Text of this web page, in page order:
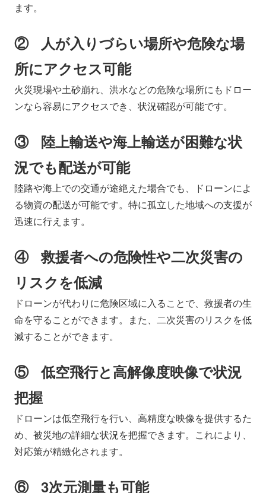
ます。
② 人が入りづらい場所や危険な場
所にアクセス可能
火災現場や土砂崩れ、洪水などの危険な場所にもドロー
ンなら容易にアクセスでき、状況確認が可能です。
③ 陸上輸送や海上輸送が困難な状
況でも配送が可能
陸路や海上での交通が途絶えた場合でも、ドローンによ
る物資の配送が可能です。特に孤立した地域への支援が
迅速に行えます。
④ 救援者への危険性や二次災害の
リスクを低減
ドローンが代わりに危険区域に入ることで、救援者の生
命を守ることができます。また、二次災害のリスクを低
減することができます。
⑤ 低空飛行と高解像度映像で状況
把握
ドローンは低空飛行を行い、高精度な映像を提供するた
め、被災地の詳細な状況を把握できます。これにより、
対応策が精緻化されます。
⑥ 3次元測量も可能